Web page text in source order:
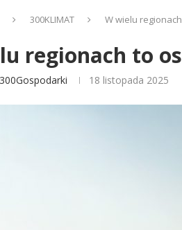
300KLIMAT W wielu
regionach to
18 listopada 2025